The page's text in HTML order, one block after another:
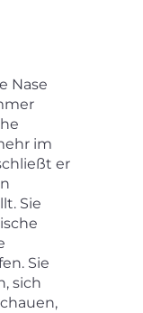
Nase
im
er
Sie
Sie
sich